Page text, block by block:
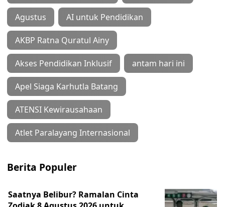
Agustus AI untuk Pendidikan
AKBP Ratna Quratul Ainy
Akses Pendidikan Inklusif antam hari ini
Apel Siaga Karhutla Batang
ATENSI Kewirausahaan
Atlet Paralayang Internasional
Berita Populer
Saatnya Belibur? Ramalan Cinta